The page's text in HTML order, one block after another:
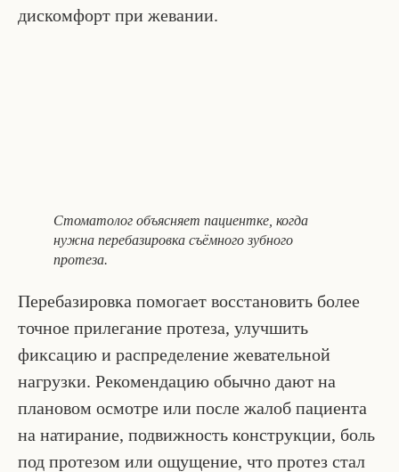
дискомфорт при жевании.
Стоматолог объясняет пациентке, когда
нужна перебазировка съёмного зубного
протеза.
Перебазировка помогает восстановить более
точное прилегание протеза, улучшить
фиксацию и распределение жевательной
нагрузки. Рекомендацию обычно дают на
плановом осмотре или после жалоб пациента
на натирание, подвижность конструкции, боль
под протезом или ощущение, что протез стал